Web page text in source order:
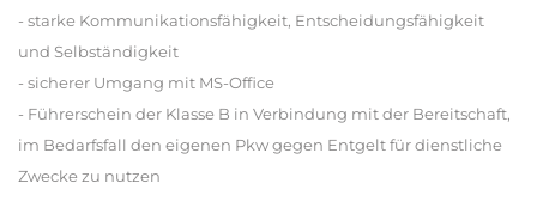
- starke Kommunikationsfähigkeit, Entscheidungsfähigkeit
und Selbständigkeit
- sicherer Umgang mit MS-Office
- Führerschein der Klasse B in Verbindung mit der Bereitschaft,
im Bedarfsfall den eigenen Pkw gegen Entgelt für dienstliche
Zwecke zu nutzen